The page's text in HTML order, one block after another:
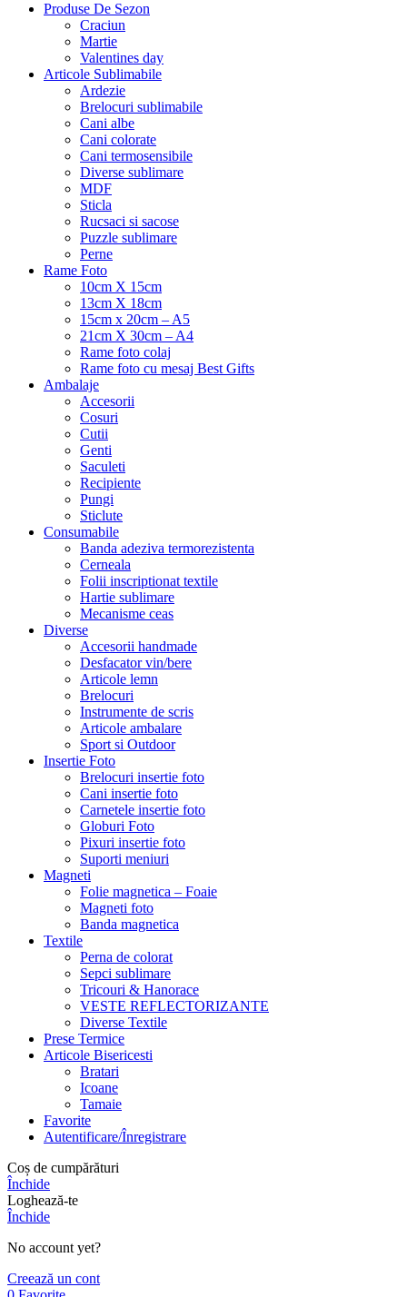
Produse De Sezon
Craciun
Martie
Valentines day
Articole Sublimabile
Ardezie
Brelocuri sublimabile
Cani albe
Cani colorate
Cani termosensibile
Diverse sublimare
MDF
Sticla
Rucsaci si sacose
Puzzle sublimare
Perne
Rame Foto
10cm X 15cm
13cm X 18cm
15cm x 20cm – A5
21cm X 30cm – A4
Rame foto colaj
Rame foto cu mesaj Best Gifts
Ambalaje
Accesorii
Cosuri
Cutii
Genti
Saculeti
Recipiente
Pungi
Sticlute
Consumabile
Banda adeziva termorezistenta
Cerneala
Folii inscriptionat textile
Hartie sublimare
Mecanisme ceas
Diverse
Accesorii handmade
Desfacator vin/bere
Articole lemn
Brelocuri
Instrumente de scris
Articole ambalare
Sport si Outdoor
Insertie Foto
Brelocuri insertie foto
Cani insertie foto
Carnetele insertie foto
Globuri Foto
Pixuri insertie foto
Suporti meniuri
Magneti
Folie magnetica – Foaie
Magneti foto
Banda magnetica
Textile
Perna de colorat
Sepci sublimare
Tricouri & Hanorace
VESTE REFLECTORIZANTE
Diverse Textile
Prese Termice
Articole Bisericesti
Bratari
Icoane
Tamaie
Favorite
Autentificare/Înregistrare
Coș de cumpărături
Închide
Loghează-te
Închide
No account yet?
Creează un cont